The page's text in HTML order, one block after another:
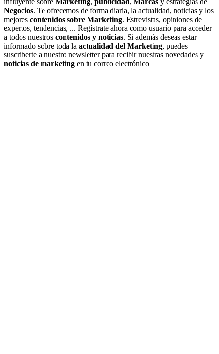
influyente sobre Marketing, publicidad , Marcas y estrategias de
Negocios. Te ofrecemos de forma diaria, la actualidad, noticias y los
mejores contenidos sobre Marketing. Estrevistas, opiniones de
expertos, tendencias, ... Regístrate ahora como usuario para acceder
a todos nuestros contenidos y noticias. Si además deseas estar
informado sobre toda la actualidad del Marketing, puedes
suscriberte a nuestro newsletter para recibir nuestras novedades y
noticias de marketing en tu correo electrónico